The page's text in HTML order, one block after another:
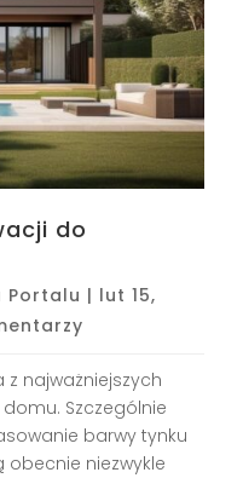
do
Portalu | lut 15,
najważniejszych
Szczególnie
barwy tynku
obecnie niezwykle